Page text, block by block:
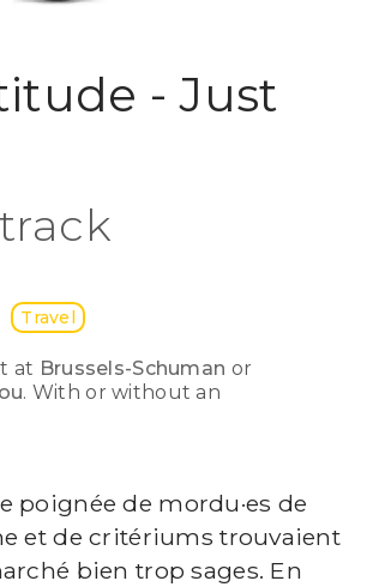
- Just
Travel
at Brussels-Schuman or
. With or without an
poignée de mordu·es de
et de critériums trouvaient
bien trop sages. En